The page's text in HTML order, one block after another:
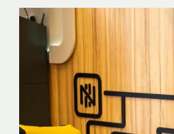
Nomad Explorer
Cartão de crédito brasileiro
em dólar